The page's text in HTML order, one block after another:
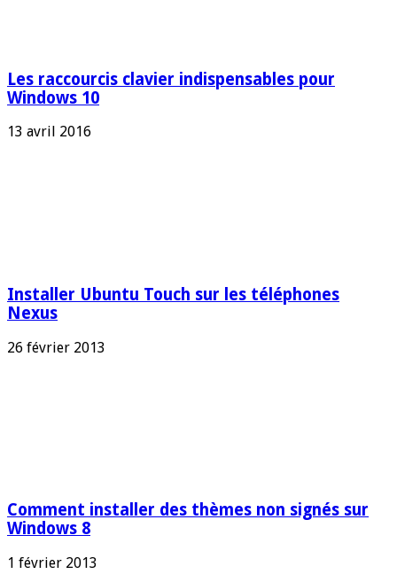
Les raccourcis clavier indispensables pour
Windows 10
13 avril 2016
Installer Ubuntu Touch sur les téléphones
Nexus
26 février 2013
Comment installer des thèmes non signés sur
Windows 8
1 février 2013